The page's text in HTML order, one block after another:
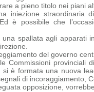
a pieno titolo nei piani
iniezione straordinaria
è possibile che
spallata agli apparati
del governo
Commissioni provinciali
è formata una nuova
di incoraggiamento,
opposizione,